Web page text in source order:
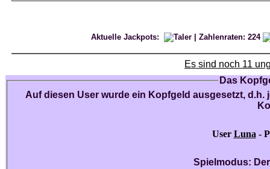
Aktuelle Jackpots: | Zahlenraten: 224
Es sind noch 11
Das
Auf diesen User wurde ein Kopfgeld ausgesetzt,
User Luna -
Spielmodus: